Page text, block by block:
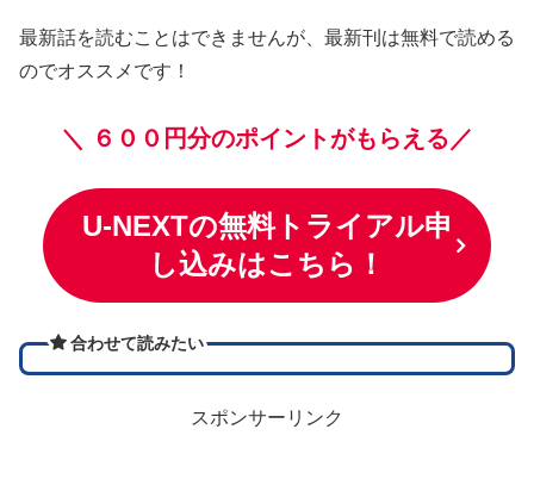
最新話を読むことはできませんが、最新刊は無料で読める
のでオススメです！
＼ ６００円分のポイントがもらえる／
U-NEXTの無料トライアル申
し込みはこちら！
合わせて読みたい
スポンサーリンク